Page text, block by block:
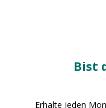
Bist
Erhalte jeden